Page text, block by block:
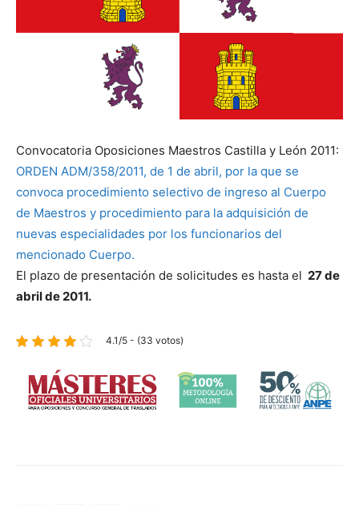
Convocatoria Oposiciones Maestros Castilla y León 2011:
ORDEN ADM/358/2011, de 1 de abril, por la que se
convoca procedimiento selectivo de ingreso al Cuerpo
de Maestros y procedimiento para la adquisición de
nuevas especialidades por los funcionarios del
mencionado Cuerpo.
El plazo de presentación de solicitudes es hasta el 27 de
abril de 2011.
4.1/5 - (33 votos)